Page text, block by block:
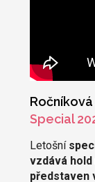
Special
Letošní
vzdává
představen